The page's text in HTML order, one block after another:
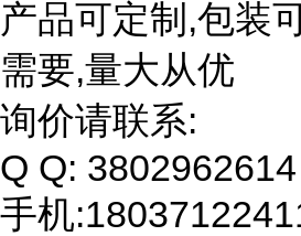
产品可定制,包装
需要,量大从优
询价请联系:
Q Q: 3802962614
手机